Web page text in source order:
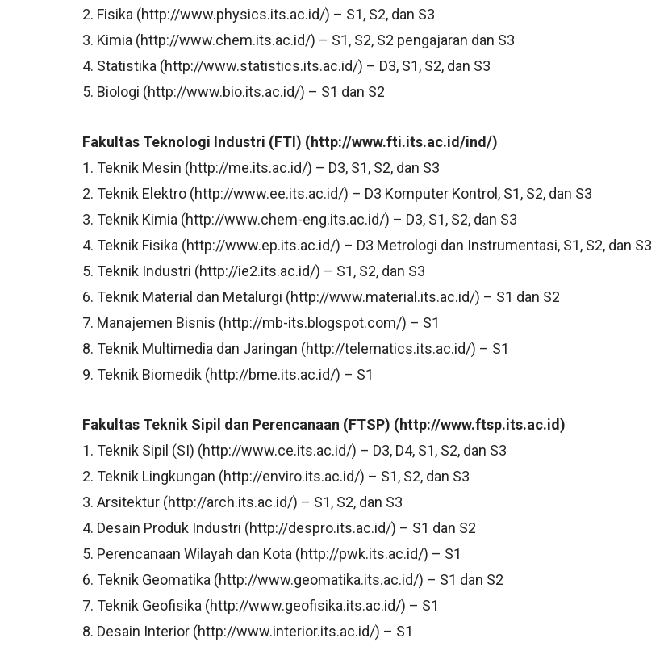
2. Fisika (http://www.physics.its.ac.id/) – S1, S2, dan S3
3. Kimia (http://www.chem.its.ac.id/) – S1, S2, S2 pengajaran dan S3
4. Statistika (http://www.statistics.its.ac.id/) – D3, S1, S2, dan S3
5. Biologi (http://www.bio.its.ac.id/) – S1 dan S2
Fakultas Teknologi Industri (FTI) (http://www.fti.its.ac.id/ind/)
1. Teknik Mesin (http://me.its.ac.id/) – D3, S1, S2, dan S3
2. Teknik Elektro (http://www.ee.its.ac.id/) – D3 Komputer Kontrol, S1, S2, dan S3
3. Teknik Kimia (http://www.chem-eng.its.ac.id/) – D3, S1, S2, dan S3
4. Teknik Fisika (http://www.ep.its.ac.id/) – D3 Metrologi dan Instrumentasi, S1, S2, dan S3
5. Teknik Industri (http://ie2.its.ac.id/) – S1, S2, dan S3
6. Teknik Material dan Metalurgi (http://www.material.its.ac.id/) – S1 dan S2
7. Manajemen Bisnis (http://mb-its.blogspot.com/) – S1
8. Teknik Multimedia dan Jaringan (http://telematics.its.ac.id/) – S1
9. Teknik Biomedik (http://bme.its.ac.id/) – S1
Fakultas Teknik Sipil dan Perencanaan (FTSP) (http://www.ftsp.its.ac.id)
1. Teknik Sipil (SI) (http://www.ce.its.ac.id/) – D3, D4, S1, S2, dan S3
2. Teknik Lingkungan (http://enviro.its.ac.id/) – S1, S2, dan S3
3. Arsitektur (http://arch.its.ac.id/) – S1, S2, dan S3
4. Desain Produk Industri (http://despro.its.ac.id/) – S1 dan S2
5. Perencanaan Wilayah dan Kota (http://pwk.its.ac.id/) – S1
6. Teknik Geomatika (http://www.geomatika.its.ac.id/) – S1 dan S2
7. Teknik Geofisika (http://www.geofisika.its.ac.id/) – S1
8. Desain Interior (http://www.interior.its.ac.id/) – S1